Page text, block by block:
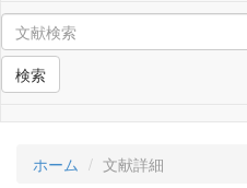
検索
ホーム 文献詳細